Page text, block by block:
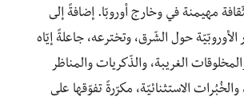
مهيمنة في وخارج أوروبّا. إضافةً إلى
الأوروبّيّة حول الشّرق، وتخترعه، جاعلةً إيّاه
الغريبة، والذّكريات والمناظر
والخُبُرات الاستثنائيّة، مكرّرةً تفوّقها على